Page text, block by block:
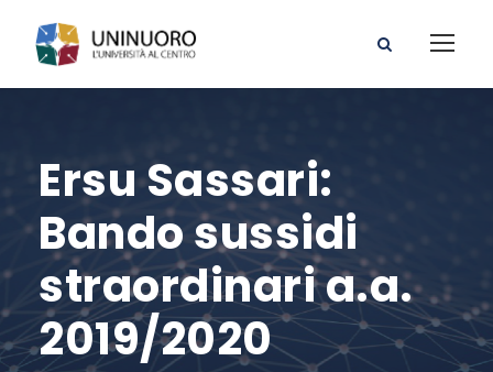
Ersu Sassari:
Bando sussidi
straordinari a.a.
2019/2020